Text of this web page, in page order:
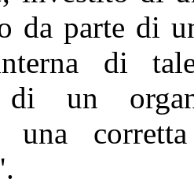
da parte di
di
di un
una